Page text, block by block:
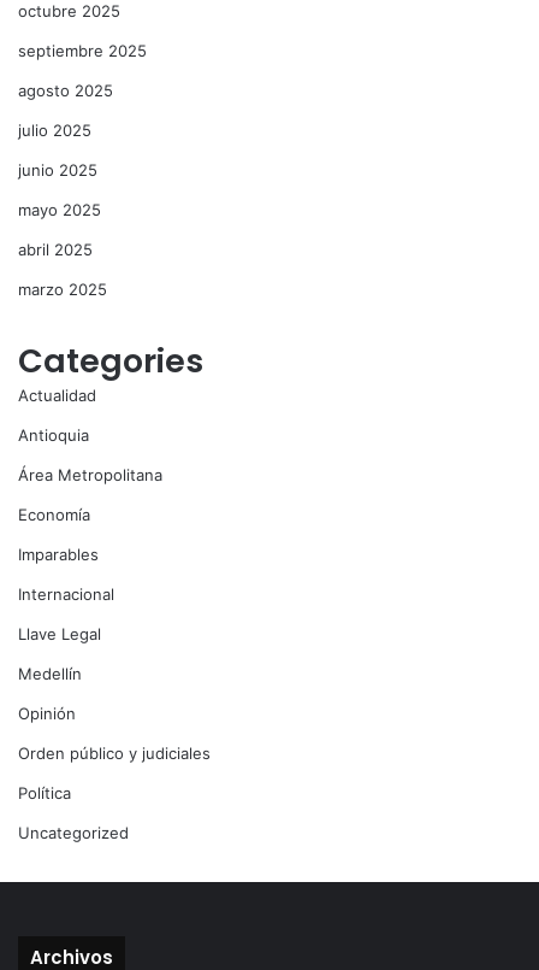
octubre 2025
septiembre 2025
agosto 2025
julio 2025
junio 2025
mayo 2025
abril 2025
marzo 2025
Categories
Actualidad
Antioquia
Área Metropolitana
Economía
Imparables
Internacional
Llave Legal
Medellín
Opinión
Orden público y judiciales
Política
Uncategorized
Archivos